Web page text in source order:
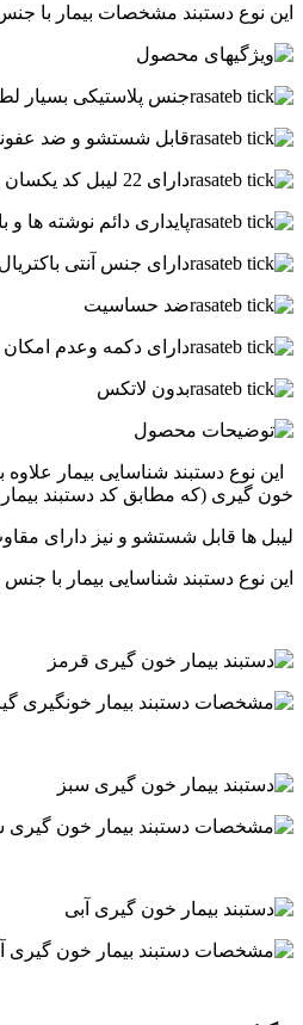
این نوع دستبند مشخصات بیمار با
جنس پلاستیکی بسیار
قابل شستشو و ضد
دارای 22 لیبل کد یکسان
پایداری دائم نوشته ها و
دارای جنس آنتی باکتریال
ضد حساسیت
دارای دکمه وعدم امکان
بدون لاتکس
خون گیری (که مطابق کد دستبند
لیبل ها قابل شستشو و نیز دارای
این نوع دستبند شناسایی بیمار با